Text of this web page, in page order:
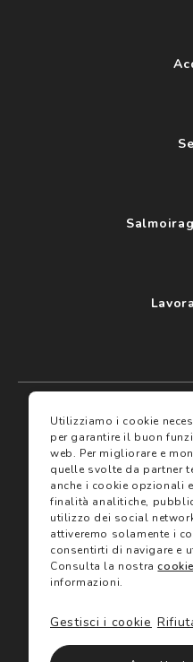
I miei preferiti
Assicurazioni
Servizi
Trova negozio
Gift Card
Termini
Avvertenze e
Utilizziamo i cookie
per garantire il buon
web. Per migliorare e
quelle svolte da partner
anche i cookie opzionali
finalità analitiche,
utilizzo dei social
attiveremo solamente i
consentirti di navigare e
Consulta la nostra
informazioni.
Gestisci i cookie